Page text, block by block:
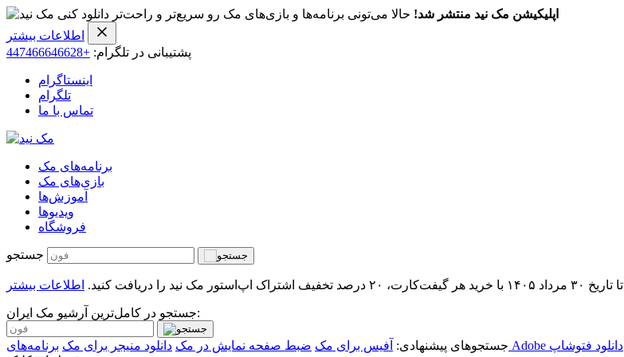
اپلیکیشن مک نید منتشر شد! حالا می‌تونی برنامه‌ها و بازی‌های مک رو سریع‌تر و راحت‌تر دانلود کنی
اطلاعات بیشتر
پشتیبانی در تلگرام: +447466646628
اینستاگرام
تلگرام
تماس با ما
برنامه‌های مک
بازی‌های مک
آموزش‌ها
ویدیو‌ها
فروشگاه
جستجو
تا تاریخ ۳۰ مرداد ۱۴۰۵ با خرید هر گیفت‌کارت، ۲۰ درصد تخفیف اشتراک اپ‌استور مک نید را دریافت کنید. اطلاعات بیشتر
جستجو در کامل‌ترین آرشیو مک ایران:
جستجوهای پیشنهادی: آفیس برای مک ضبط صفحه نمایش در مک دانلود منیجر برای مک
دانلود فتوشاپ